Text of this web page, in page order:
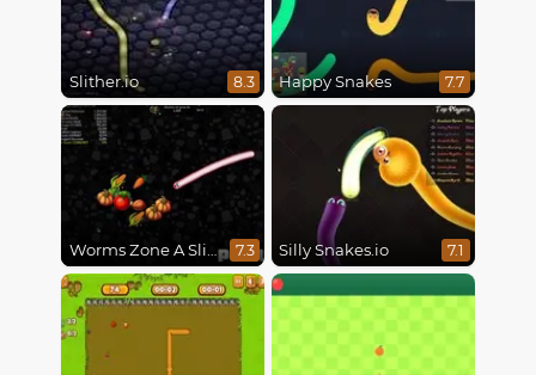
Slither.io 8.3 Happy Snakes 7.7
Worms Zone A Slithery Snake 7.3 Silly Snakes.io 7.1